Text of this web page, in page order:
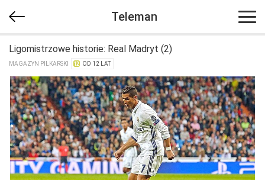
Teleman
Ligomistrzowe historie: Real Madryt (2)
MAGAZYN PIŁKARSKI OD 12 LAT